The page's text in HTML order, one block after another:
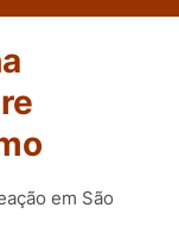
em São